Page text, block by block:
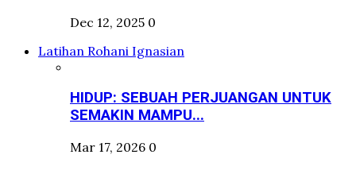
Dec 12, 2025 0
Latihan Rohani Ignasian
HIDUP: SEBUAH PERJUANGAN UNTUK
SEMAKIN MAMPU...
Mar 17, 2026 0